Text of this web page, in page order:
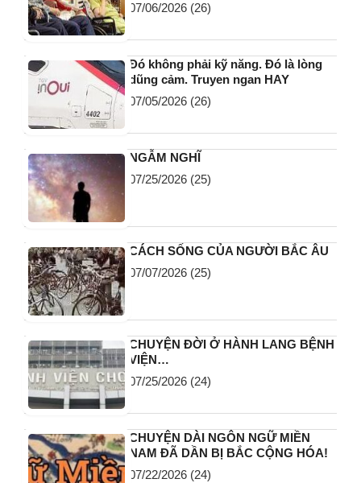
07/06/2026 (26)
Đó không phải kỹ năng. Đó là lòng
dũng cảm. Truyen ngan HAY
07/05/2026 (26)
NGẪM NGHĨ
07/25/2026 (25)
CÁCH SỐNG CỦA NGƯỜI BẮC ÂU
07/07/2026 (25)
CHUYỆN ĐỜI Ở HÀNH LANG BỆNH
VIỆN…
07/25/2026 (24)
CHUYỆN DÀI NGÔN NGỮ MIỀN
NAM ĐÃ DẦN BỊ BẮC CỘNG HÓA!
07/22/2026 (24)